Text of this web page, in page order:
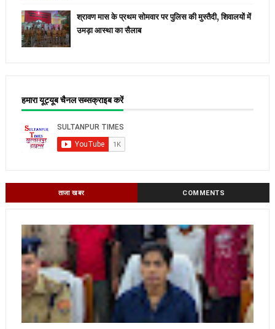
श्रावण मास के प्रथम सोमवार पर पुलिस की मुस्तैदी, शिवालयों में
उमड़ा आस्था का सैलाब
हमारा यूट्यूब चैनल सब्सक्राइब करें
ताजा खबर COMMENTS